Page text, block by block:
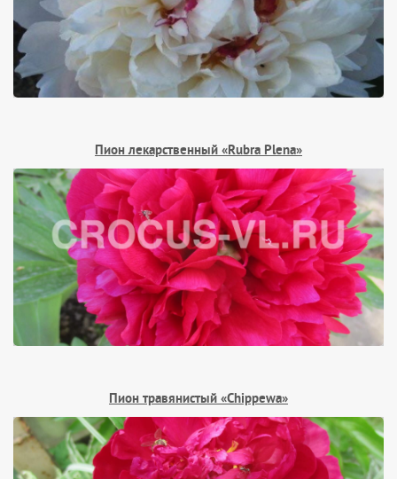
Пион лекарственный «Rubra Plena»
Пион травянистый «Chippewa»